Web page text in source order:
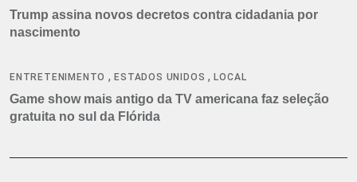
Trump assina novos decretos contra cidadania por
nascimento
ENTRETENIMENTO ,ESTADOS UNIDOS ,LOCAL
Game show mais antigo da TV americana faz seleção
gratuita no sul da Flórida